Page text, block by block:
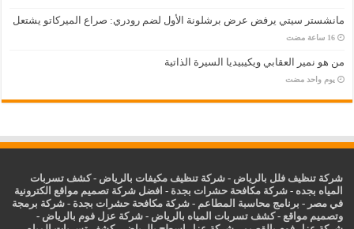
مانشستر سيتي يرفض عرض برشلونة الأول لضم رودري: صراع الميركاتو يشتعل
‏16 ساعة مضت
من هو نمير العقابي ويكيبيديا السيرة الذاتية
‏يوم واحد مضت
شركة تنظيف فلل بالرياض -شركة تنظيف مكيفات بالرياض -كشف تسربات
المياه بجده -شركة مكافحة حشرات بجدة - افضل شركة تصميم مواقع الكترونية
في مصر - برنامج محاسبة المطاعم -شركة مكافحة حشرات بجدة -شركة برمجة
وتصميم مواقع -كشف تسربات المياه بالرياض -شركة عزل فوم بالرياض -